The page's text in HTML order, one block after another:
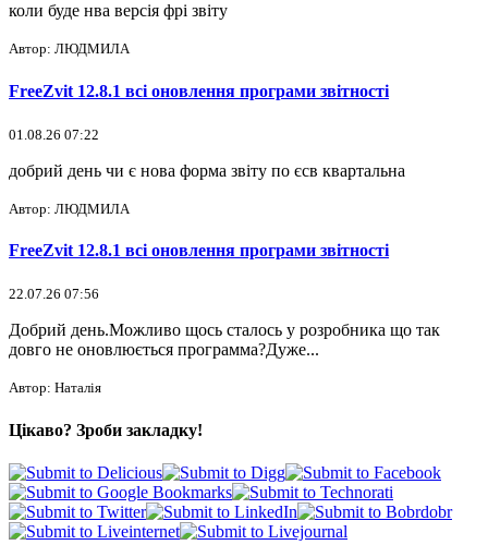
коли буде нва версія фрі звіту
Автор: ЛЮДМИЛА
FreeZvit 12.8.1 всі оновлення програми звітності
01.08.26 07:22
добрий день чи є нова форма звіту по єсв квартальна
Автор: ЛЮДМИЛА
FreeZvit 12.8.1 всі оновлення програми звітності
22.07.26 07:56
Добрий день.Можливо щось сталось у розробника що так
довго не оновлюється программа?Дуже...
Автор: Наталія
Цікаво? Зроби закладку!